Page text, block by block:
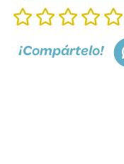
¡Compártelo!